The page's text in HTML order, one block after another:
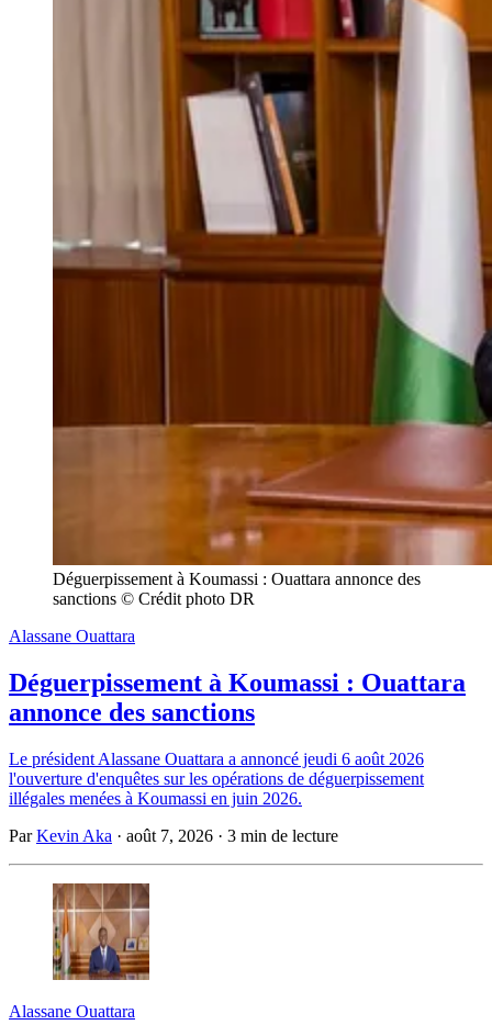
Déguerpissement à Koumassi : Ouattara annonce des
sanctions © Crédit photo DR
Alassane Ouattara
Déguerpissement à Koumassi : Ouattara
annonce des sanctions
Le président Alassane Ouattara a annoncé jeudi 6 août 2026
l'ouverture d'enquêtes sur les opérations de déguerpissement
illégales menées à Koumassi en juin 2026.
ParKevin Aka · août 7, 2026 · 3 min de lecture
Alassane Ouattara